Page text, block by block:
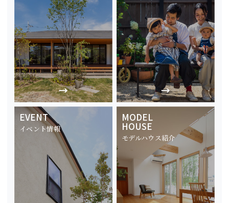
EVENT
イベント情報
MODEL
HOUSE
モデルハウス紹介